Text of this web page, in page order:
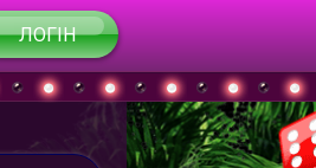
ЛОГІН